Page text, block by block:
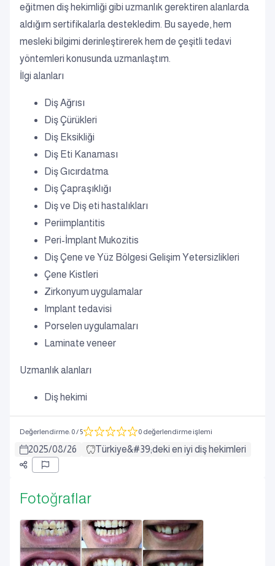
eğitmen diş hekimliği gibi uzmanlık gerektiren alanlarda
aldığım sertifikalarla destekledim. Bu sayede, hem
mesleki bilgimi derinleştirerek hem de çeşitli tedavi
yöntemleri konusunda uzmanlaştım.
İlgi alanları
Diş Ağrısı
Diş Çürükleri
Diş Eksikliği
Diş Eti Kanaması
Diş Gıcırdatma
Diş Çapraşıklığı
Diş ve Diş eti hastalıkları
Periimplantitis
Peri-İmplant Mukozitis
Diş Çene ve Yüz Bölgesi Gelişim Yetersizlikleri
Çene Kistleri
Zirkonyum uygulamalar
Implant tedavisi
Porselen uygulamaları
Laminate veneer
Uzmanlık alanları
Diş hekimi
Değerlendirme: 0/ 5 0 değerlendirme işlemi
2025/08/26 Türkiye&#39;deki en iyi diş hekimleri
Fotoğraflar